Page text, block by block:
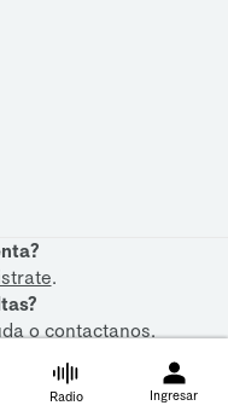
.
ocontactanos.
Radio Ingresar